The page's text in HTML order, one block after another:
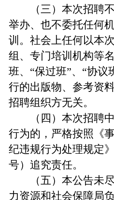
（三）本次招聘不
举办、也不委托任何
训。社会上任何以本
组、专门培训机构等
班、“保过班”、“协议
行的出版物、参考资
招聘组织方无关。
（四）本次招聘中
行为的，严格按照《
纪违规行为处理规定
号）追究责任。
（五）本公告未尽
力资源和社会保障局